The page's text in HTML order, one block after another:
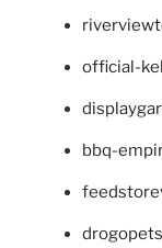
official-
bbq-